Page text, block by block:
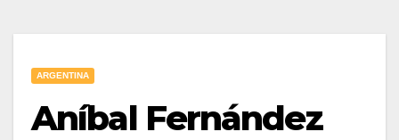
ARGENTINA
Aníbal Fernández